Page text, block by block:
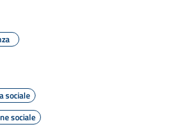
sociale
sociale